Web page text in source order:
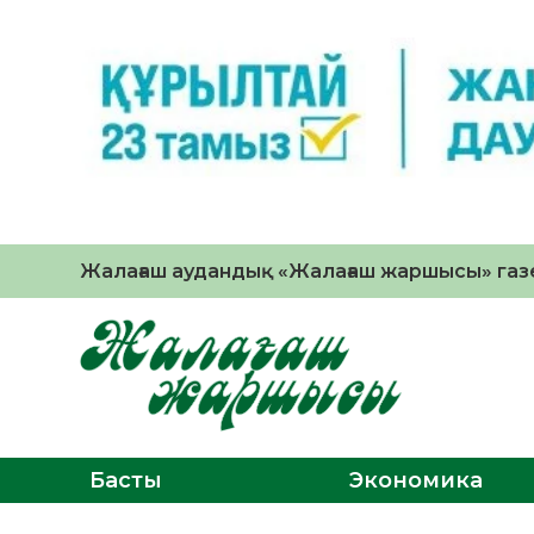
Жалағаш аудандық «Жалағаш жаршысы»
Басты Экономика